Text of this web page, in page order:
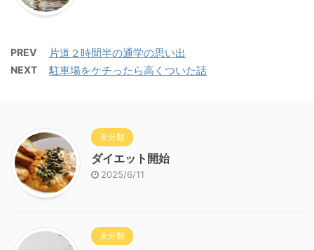
PREV 片道２時間半の通学の思い出
NEXT 駐車場をケチったら高くついた話
未分類
ダイエット開始
2025/6/11
未分類